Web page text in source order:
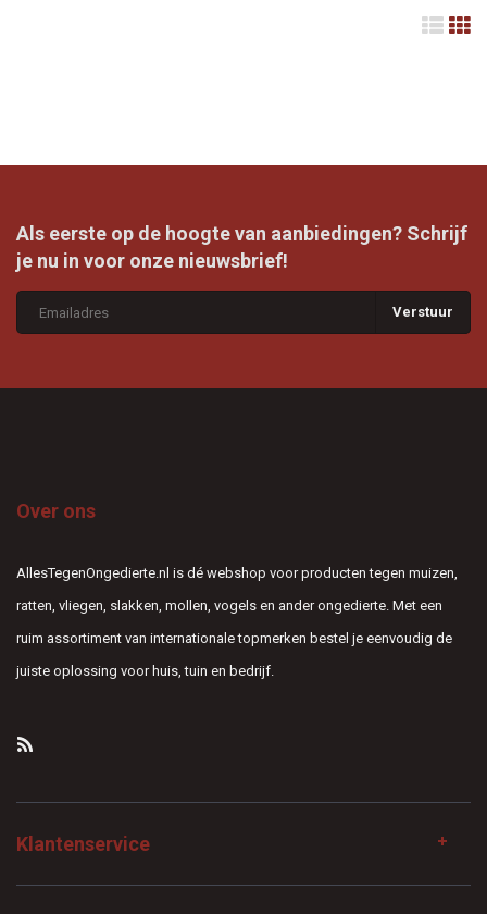
Als eerste op de hoogte van aanbiedingen? Schrijf
je nu in voor onze nieuwsbrief!
Verstuur
Over ons
AllesTegenOngedierte.nl is dé webshop voor producten tegen muizen,
ratten, vliegen, slakken, mollen, vogels en ander ongedierte. Met een
ruim assortiment van internationale topmerken bestel je eenvoudig de
juiste oplossing voor huis, tuin en bedrijf.
Klantenservice